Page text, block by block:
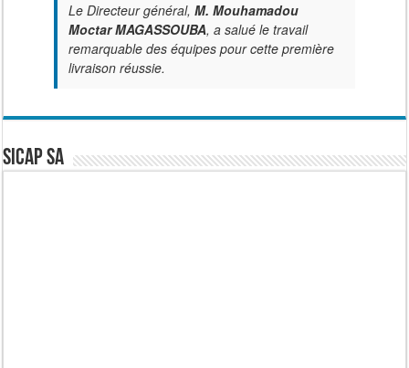
Le Directeur général, M. Mouhamadou
Moctar MAGASSOUBA, a salué le travail
remarquable des équipes pour cette première
livraison réussie.
SICAP SA